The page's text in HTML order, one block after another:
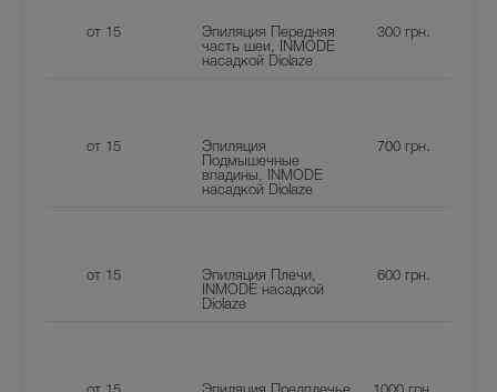
от 15
Эпиляция Передняя
часть шеи, INMODE
насадкой Diolaze
300грн.
от 15
Эпиляция
Подмышечные
впадины, INMODE
насадкой Diolaze
700грн.
от 15
Эпиляция Плечи,
INMODE насадкой
Diolaze
600грн.